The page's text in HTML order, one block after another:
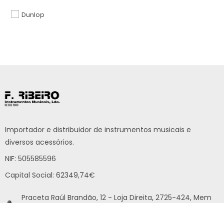
Dunlop
Importador e distribuidor de instrumentos musicais e
diversos acessórios.
NIF: 505585596
Capital Social: 62349,74€
Praceta Raúl Brandão, 12 - Loja Direita, 2725-424, Mem